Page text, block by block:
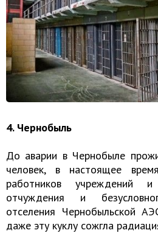
4. Чернобыль
До аварии в Чернобыле
человек, в настоящее
работников учреждений
отчуждения и
отселения Чернобыльской
даже эту куклу сожгла